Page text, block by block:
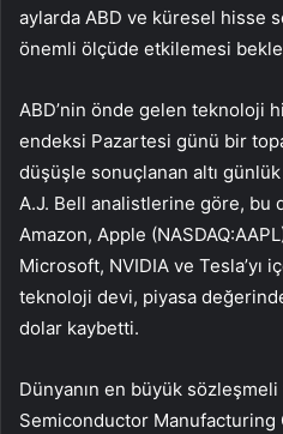
aylarda ABD ve küresel hisse
önemli ölçüde etkilemesi
ABD’nin önde gelen teknoloji
endeksi Pazartesi günü bir
düşüşle sonuçlanan altı
A.J. Bell analistlerine göre, bu
Amazon, Apple (NASDAQ:AAPL
Microsoft, NVIDIA ve Tesla’yı
teknoloji devi, piyasa
dolar kaybetti.
Dünyanın en büyük
Semiconductor Manufacturing